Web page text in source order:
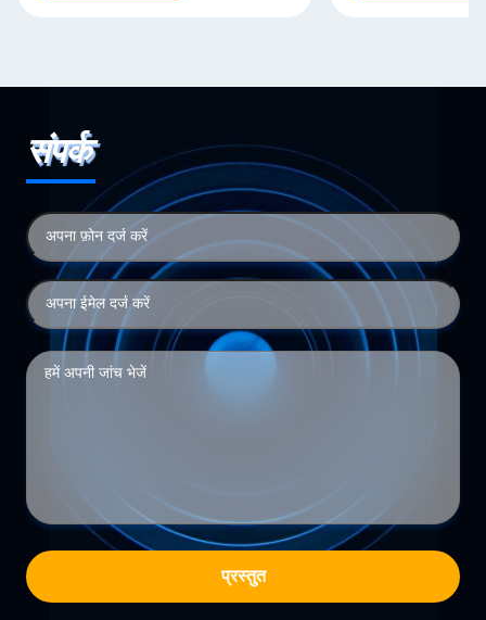
संपर्क
प्रस्तुत